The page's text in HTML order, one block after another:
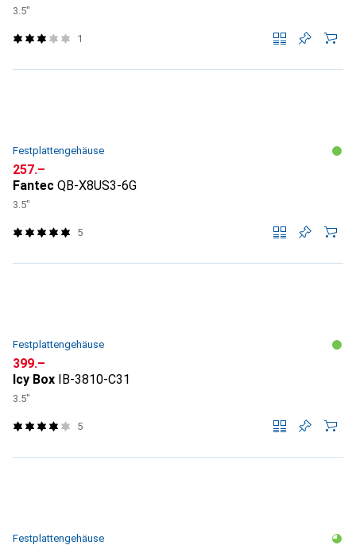
3.5"
1
Festplattengehäuse
CHF
257.–
Fantec QB-X8US3-6G
3.5"
5
Festplattengehäuse
CHF
399.–
Icy Box IB-3810-C31
3.5"
5
Festplattengehäuse